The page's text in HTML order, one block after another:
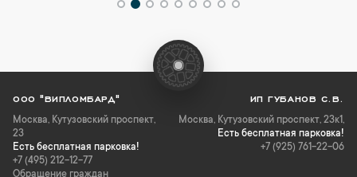
ООО "ВИПЛОМБАРД"
Москва, Кутузовский проспект,
23
Есть бесплатная парковка!
+7 (495) 212-12-77
Обращение граждан
ИП ГУБАНОВ С.В.
Москва, Кутузовский проспект, 23к1,
Есть бесплатная парковка!
+7 (925) 761-22-06